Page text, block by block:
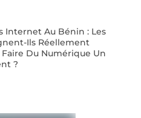
Internet Au Bénin : Les
Ils Réellement
Du Numérique Un
?